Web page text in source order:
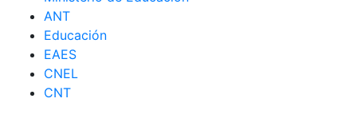
ANT
Educación
EAES
CNEL
CNT